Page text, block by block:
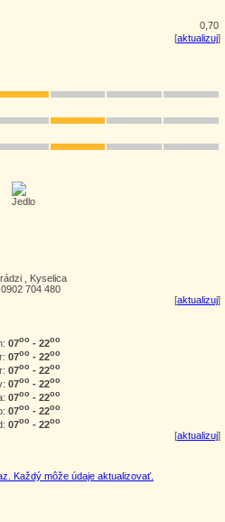
0,70
[aktualizuj]
, Kyselica
704 480
[aktualizuj]
07oo - 22oo
07oo - 22oo
07oo - 22oo
07oo - 22oo
07oo - 22oo
07oo - 22oo
07oo - 22oo
[aktualizuj]
Každý môže údaje aktualizovať.